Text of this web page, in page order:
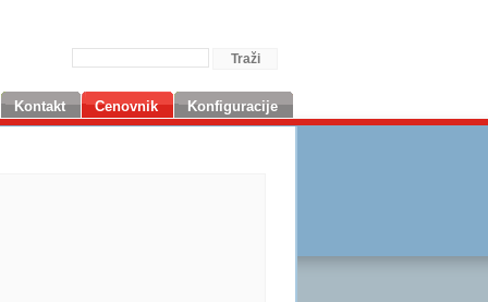
Kontakt Cenovnik Konfiguracije